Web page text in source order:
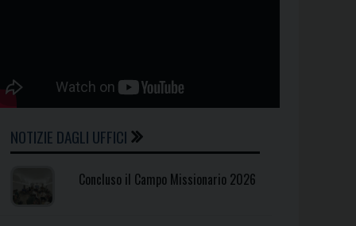
NOTIZIE DAGLI UFFICI
Concluso il Campo Missionario 2026